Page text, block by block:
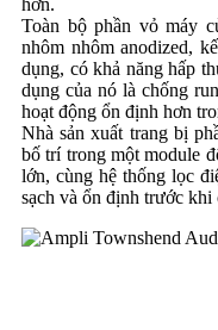
Toàn bộ phần vỏ máy
nhôm nhôm anodized,
dụng, có khả năng hấp
dụng của nó là chống
hoạt động ổn định hơn
Nhà sản xuất trang bị
bố trí trong một module
lớn, cùng hệ thống lọc
sạch và ổn định trước khi